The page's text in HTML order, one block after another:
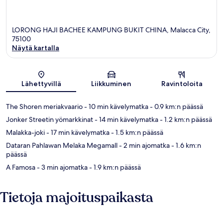
LORONG HAJI BACHEE KAMPUNG BUKIT CHINA, Malacca City,
75100
Näytä kartalla
Lähettyvillä Liikkuminen Ravintoloita
The Shoren meriakvaario- 10 min kävelymatka- 0.9 km:n päässä
Jonker Streetin yömarkkinat- 14 min kävelymatka- 1.2 km:n päässä
Malakka-joki- 17 min kävelymatka- 1.5 km:n päässä
Dataran Pahlawan Melaka Megamall- 2 min ajomatka- 1.6 km:n
päässä
A Famosa- 3 min ajomatka- 1.9 km:n päässä
Tietoja majoituspaikasta